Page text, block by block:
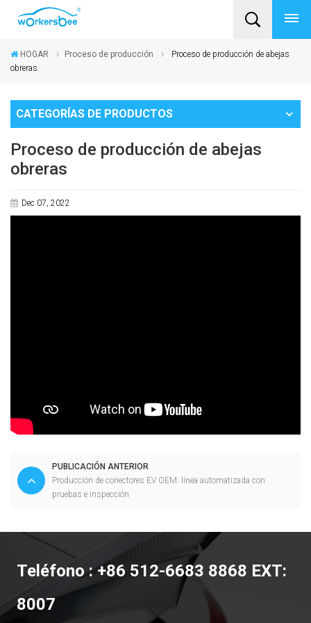
HOGAR Proceso de producción
Proceso de producción de abejas
obreras
CATEGORÍAS DE PRODUCTOS
Proceso de producción de abejas
obreras
Dec 07, 2022
PUBLICACIÓN ANTERIOR
Producción de conectores EV OEM: línea automatizada con
pruebas e inspección
Teléfono : +86 512-6683 8868 EXT:
8007